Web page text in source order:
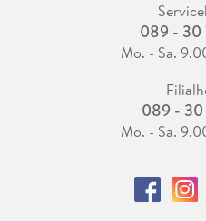
089 - 30
Mo. - Sa.
089 - 30
Mo. - Sa.